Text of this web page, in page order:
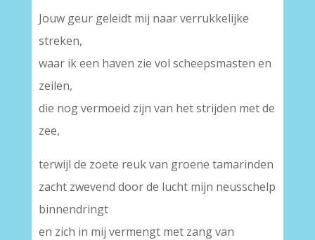
Jouw geur geleidt mij naar verrukkelijke
streken,
waar ik een haven zie vol scheepsmasten en
zeilen,
die nog vermoeid zijn van het strijden met de
zee,
terwijl de zoete reuk van groene tamarinden
zacht zwevend door de lucht mijn neusschelp
binnendringt
en zich in mij vermengt met zang van